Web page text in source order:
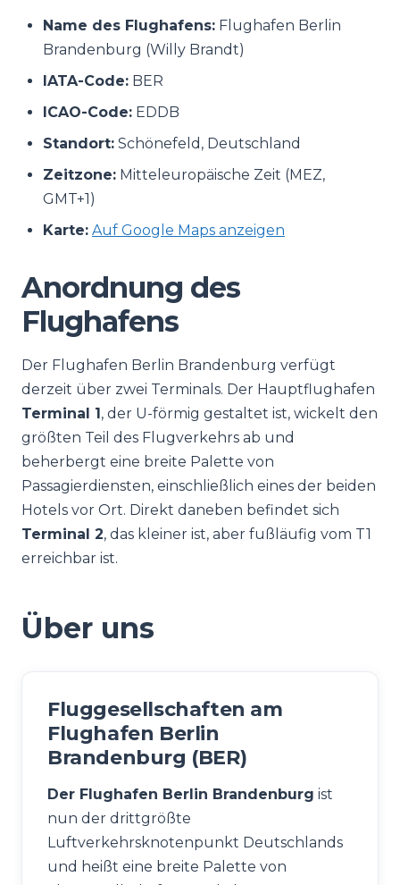
Name des Flughafens: Flughafen Berlin
Brandenburg (Willy Brandt)
IATA-Code: BER
ICAO-Code: EDDB
Standort: Schönefeld, Deutschland
Zeitzone: Mitteleuropäische Zeit (MEZ,
GMT+1)
Karte: Auf Google Maps anzeigen
Anordnung des
Flughafens
Der Flughafen Berlin Brandenburg verfügt
derzeit über zwei Terminals. Der Hauptflughafen
Terminal 1, der U-förmig gestaltet ist, wickelt den
größten Teil des Flugverkehrs ab und
beherbergt eine breite Palette von
Passagierdiensten, einschließlich eines der beiden
Hotels vor Ort. Direkt daneben befindet sich
Terminal 2, das kleiner ist, aber fußläufig vom T1
erreichbar ist.
Über uns
Fluggesellschaften am
Flughafen Berlin
Brandenburg (BER)
Der Flughafen Berlin Brandenburg ist
nun der drittgrößte
Luftverkehrsknotenpunkt Deutschlands
und heißt eine breite Palette von